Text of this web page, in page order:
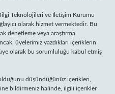
Teknolojileri ve İletişim Kurumu
olarak hizmet vermektedir. Bu
denetleme veya araştırma
üyelerimiz yazdıkları içeriklerin
olarak bu sorumluluğu kabul etmiş
düşündüğünüz içerikleri,
bildirmeniz halinde, ilgili içerikler